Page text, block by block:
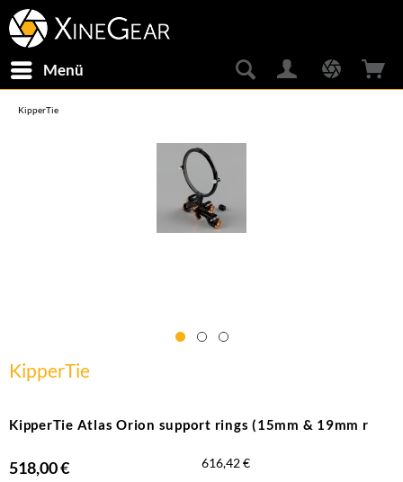
Menü
KipperTie
KipperTie
KipperTie Atlas Orion support rings (15mm & 19mm r
518,00 € 616,42 €